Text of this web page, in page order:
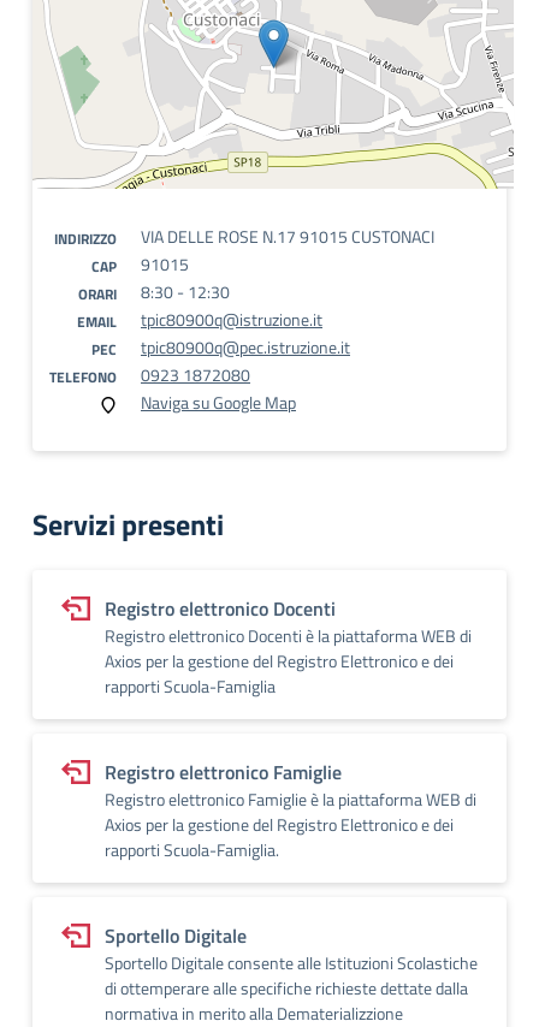
INDIRIZZO VIA DELLE ROSE N.17 91015 CUSTONACI
CAP 91015
ORARI 8:30 - 12:30
EMAIL tpic80900q@istruzione.it
PEC tpic80900q@pec.istruzione.it
TELEFONO
0923 1872080
Naviga su Google Map
Servizi presenti
Registro elettronico Docenti
Registro elettronico Docenti è la piattaforma WEB di
Axios per la gestione del Registro Elettronico e dei
rapporti Scuola-Famiglia
Registro elettronico Famiglie
Registro elettronico Famiglie è la piattaforma WEB di
Axios per la gestione del Registro Elettronico e dei
rapporti Scuola-Famiglia.
Sportello Digitale
Sportello Digitale consente alle Istituzioni Scolastiche
di ottemperare alle specifiche richieste dettate dalla
normativa in merito alla Dematerializzione